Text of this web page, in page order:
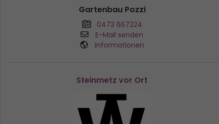
Gartenbau Pozzi
0473 667224
E-Mail senden
Informationen
Steinmetz vor Ort